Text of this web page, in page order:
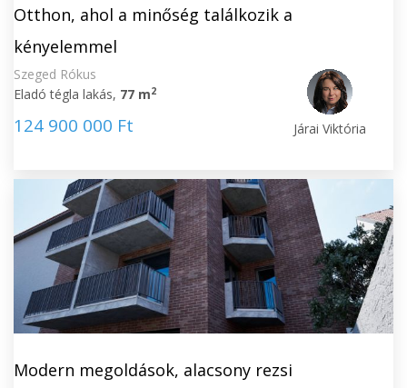
Otthon, ahol a minőség találkozik a
kényelemmel
Szeged Rókus
Eladó tégla lakás, 77 m2
124 900 000 Ft Járai Viktória
Modern megoldások, alacsony rezsi